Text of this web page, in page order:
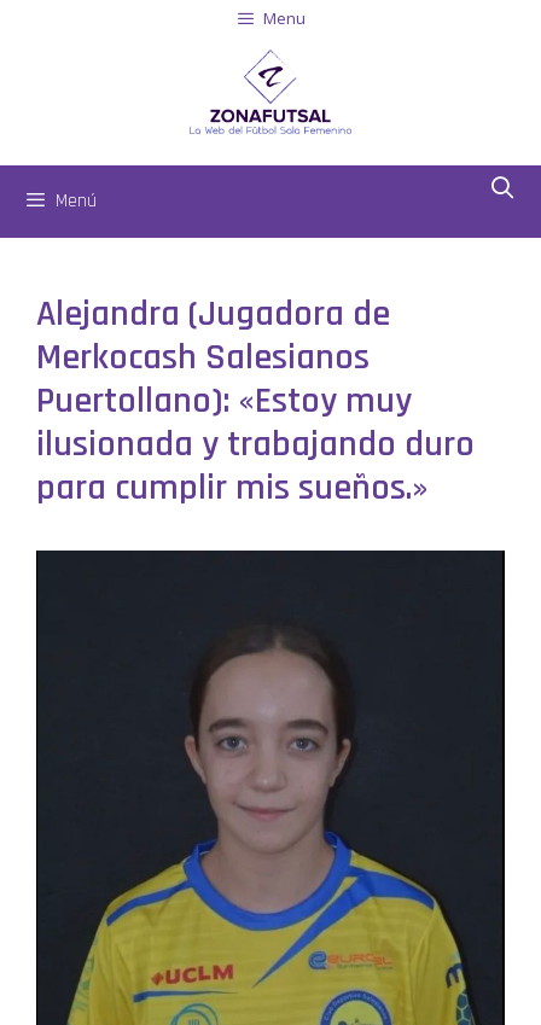
Menu
Menú
Alejandra (Jugadora de
Merkocash Salesianos
Puertollano): «Estoy muy
ilusionada y trabajando duro
para cumplir mis sueños.»